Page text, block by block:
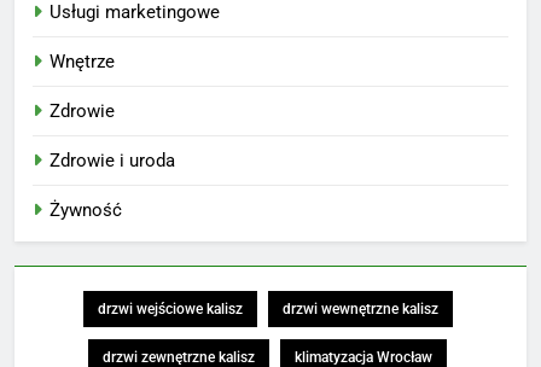
Usługi marketingowe
Wnętrze
Zdrowie
Zdrowie i uroda
Żywność
drzwi wejściowe kalisz drzwi wewnętrzne kalisz
drzwi zewnętrzne kalisz klimatyzacja Wrocław